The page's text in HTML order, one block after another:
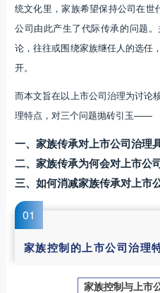
统文化里，家族希望保持公司在世
公司由此产生了代际传承的问题
论，往往或围绕家族继任人的选任
开。
而本文旨在以上市公司治理为讨论
理特点，对三个问题抛砖引玉——
一、家族传承对上市公司治理
二、家族传承为何会对上市公
三、如何消减家族传承对上市
01
家族控制的上市公司治理
家族控制与上市